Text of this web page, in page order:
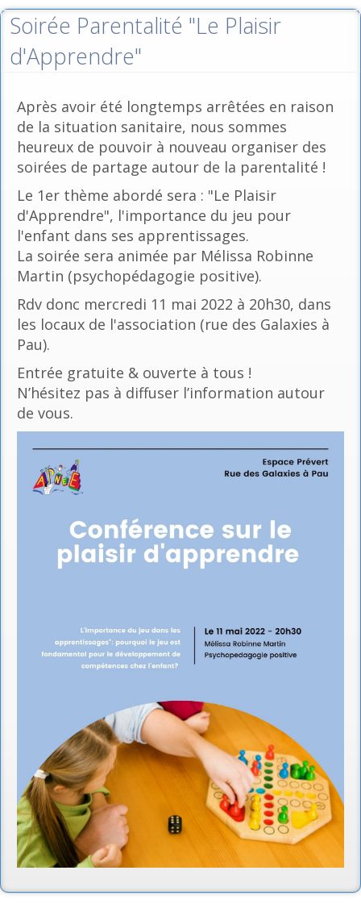
Soirée Parentalité "Le Plaisir
d'Apprendre"
Après avoir été longtemps arrêtées en raison
de la situation sanitaire, nous sommes
heureux de pouvoir à nouveau organiser des
soirées de partage autour de la parentalité !
Le 1er thème abordé sera : "Le Plaisir
d'Apprendre", l'importance du jeu pour
l'enfant dans ses apprentissages.
La soirée sera animée par Mélissa Robinne
Martin (psychopédagogie positive).
Rdv donc mercredi 11 mai 2022 à 20h30, dans
les locaux de l'association (rue des Galaxies à
Pau).
Entrée gratuite & ouverte à tous !
N’hésitez pas à diffuser l’information autour
de vous.